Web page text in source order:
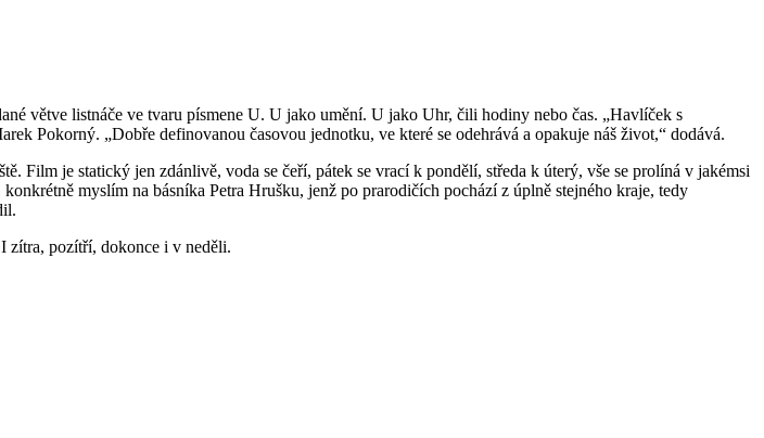
větve listnáče ve tvaru písmene U. U jako umění. U jako Uhr, čili hodiny nebo čas. „Havlíček s
Pokorný. „Dobře definovanou časovou jednotku, ve které se odehrává a opakuje náš život,“ dodává.
Film je statický jen zdánlivě, voda se čeří, pátek se vrací k pondělí, středa k úterý, vše se prolíná v jakémsi
myslím na básníka Petra Hrušku, jenž po prarodičích pochází z úplně stejného kraje, tedy
zítra, pozítří, dokonce i v neděli.